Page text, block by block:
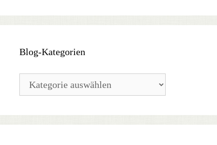
Blog-Kategorien
Kategorien